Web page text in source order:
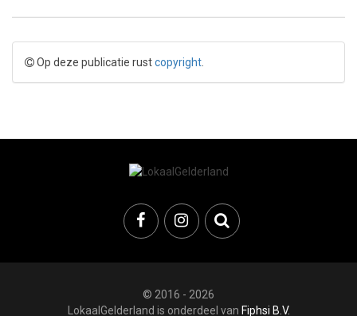
Op deze publicatie rustcopyright
© 2016 - 2026
LokaalGelderland is onderdeel van Fiphsi B.V.